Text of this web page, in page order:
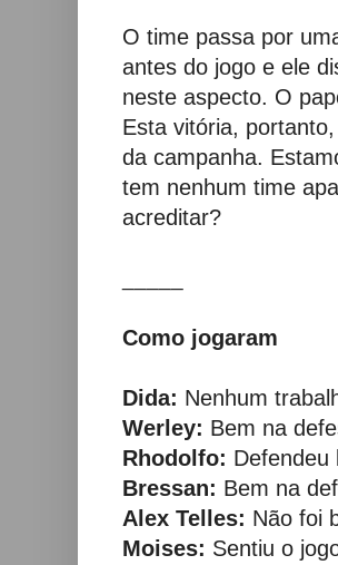
O time passa por
antes do jogo e ele
neste aspecto. O
Esta vitória,
da campanha.
tem nenhum time
acreditar?
Como jogaram
Dida: Nenhum
Werley: Bem na
Rhodolfo: Defendeu
Bressan: Bem na
Alex Telles: Não foi
Moises: Sentiu o